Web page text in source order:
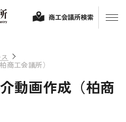
商工会議所検索
商工会議所）
動画作成（柏商